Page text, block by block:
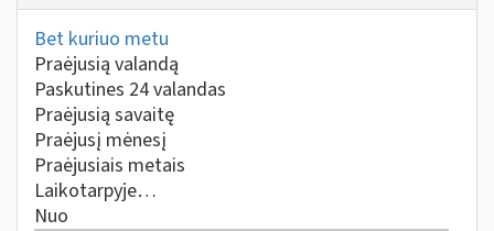
Bet kuriuo metu
Praėjusią valandą
Paskutines 24 valandas
Praėjusią savaitę
Praėjusį mėnesį
Praėjusiais metais
Laikotarpyje…
Nuo